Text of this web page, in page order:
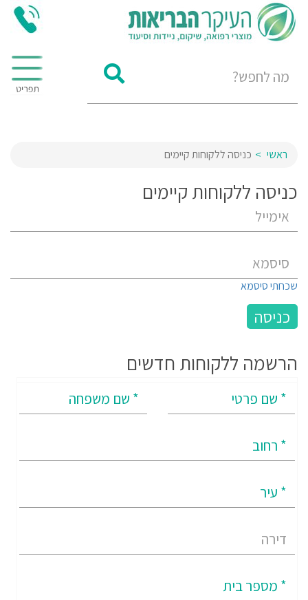
ראשי כניסה ללקוחות קיימים
כניסה ללקוחות קיימים
שכחתי סיסמא
הרשמה ללקוחות חדשים